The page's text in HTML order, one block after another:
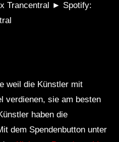
Trancentral ► Spotify:
weil die Künstler mit
verdienen, sie am besten
haben die
dem Spendenbutton unter